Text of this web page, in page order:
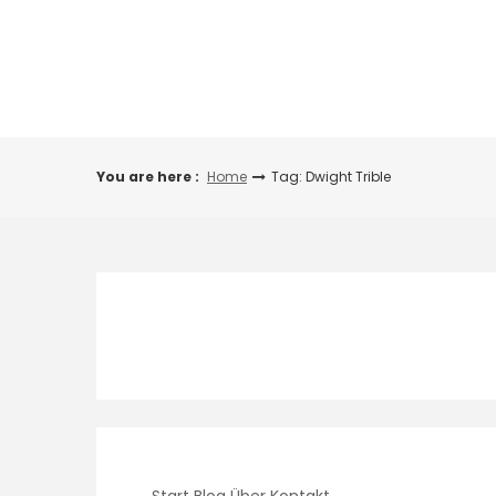
You are here : Home Tag: Dwight Trible